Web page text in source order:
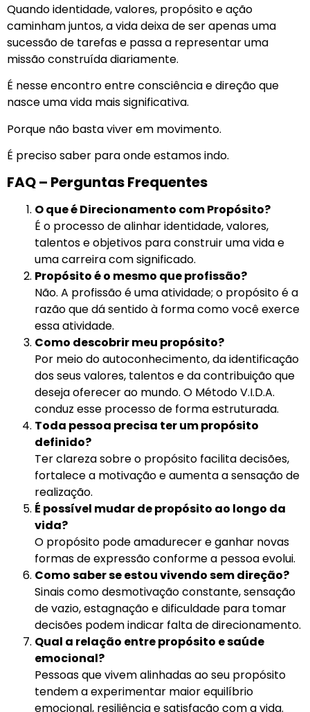
Quando identidade, valores, propósito e ação
caminham juntos, a vida deixa de ser apenas uma
sucessão de tarefas e passa a representar uma
missão construída diariamente.
É nesse encontro entre consciência e direção que
nasce uma vida mais significativa.
Porque não basta viver em movimento.
É preciso saber para onde estamos indo.
FAQ – Perguntas Frequentes
O que é Direcionamento com Propósito?
É o processo de alinhar identidade, valores,
talentos e objetivos para construir uma vida e
uma carreira com significado.
Propósito é o mesmo que profissão?
Não. A profissão é uma atividade; o propósito é a
razão que dá sentido à forma como você exerce
essa atividade.
Como descobrir meu propósito?
Por meio do autoconhecimento, da identificação
dos seus valores, talentos e da contribuição que
deseja oferecer ao mundo. O Método V.I.D.A.
conduz esse processo de forma estruturada.
Toda pessoa precisa ter um propósito
definido?
Ter clareza sobre o propósito facilita decisões,
fortalece a motivação e aumenta a sensação de
realização.
É possível mudar de propósito ao longo da
vida?
O propósito pode amadurecer e ganhar novas
formas de expressão conforme a pessoa evolui.
Como saber se estou vivendo sem direção?
Sinais como desmotivação constante, sensação
de vazio, estagnação e dificuldade para tomar
decisões podem indicar falta de direcionamento.
Qual a relação entre propósito e saúde
emocional?
Pessoas que vivem alinhadas ao seu propósito
tendem a experimentar maior equilíbrio
emocional, resiliência e satisfação com a vida.